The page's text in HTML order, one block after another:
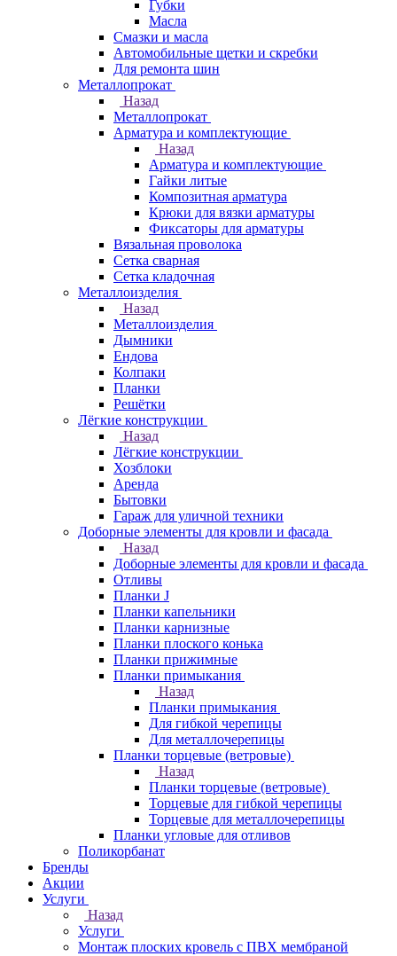
Губки
Масла
Смазки и масла
Автомобильные щетки и скребки
Для ремонта шин
Металлопрокат
Назад
Металлопрокат
Арматура и комплектующие
Назад
Арматура и комплектующие
Гайки литые
Композитная арматура
Крюки для вязки арматуры
Фиксаторы для арматуры
Вязальная проволока
Сетка сварная
Сетка кладочная
Металлоизделия
Назад
Металлоизделия
Дымники
Ендова
Колпаки
Планки
Решётки
Лёгкие конструкции
Назад
Лёгкие конструкции
Хозблоки
Аренда
Бытовки
Гараж для уличной техники
Доборные элементы для кровли и фасада
Назад
Доборные элементы для кровли и фасада
Отливы
Планки J
Планки капельники
Планки карнизные
Планки плоского конька
Планки прижимные
Планки примыкания
Назад
Планки примыкания
Для гибкой черепицы
Для металлочерепицы
Планки торцевые (ветровые)
Назад
Планки торцевые (ветровые)
Торцевые для гибкой черепицы
Торцевые для металлочерепицы
Планки угловые для отливов
Поликорбанат
Бренды
Акции
Услуги
Назад
Услуги
Монтаж плоских кровель с ПВХ мембраной